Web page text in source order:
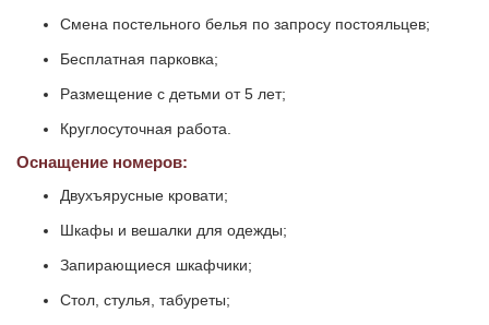
Смена постельного белья по запросу постояльцев;
Бесплатная парковка;
Размещение с детьми от 5 лет;
Круглосуточная работа.
Оснащение номеров:
Двухъярусные кровати;
Шкафы и вешалки для одежды;
Запирающиеся шкафчики;
Стол, стулья, табуреты;